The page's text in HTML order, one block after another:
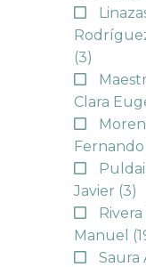
(3)
Clara
Fernando
Javier (3)
Manuel
Saura